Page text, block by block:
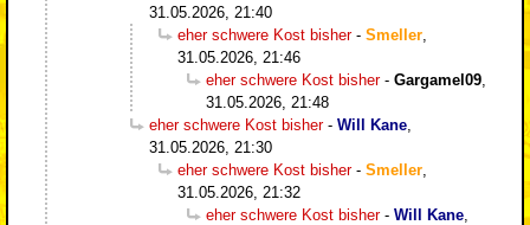
31.05.2026, 21:40
eher schwere Kost bisher- Smeller
31.05.2026, 21:46
eher schwere Kost bisher- Gargamel09
31.05.2026, 21:48
eher schwere Kost bisher- Will Kane
31.05.2026, 21:30
eher schwere Kost bisher- Smeller
31.05.2026, 21:32
eher schwere Kost bisher- Will Kane